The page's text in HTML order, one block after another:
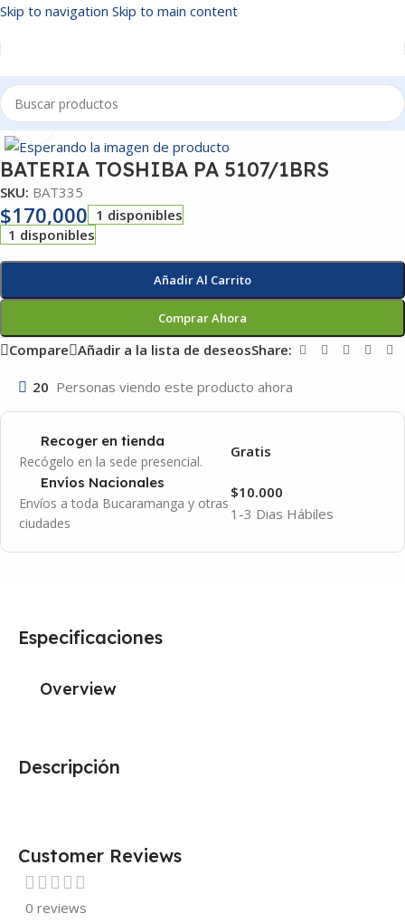
Skip to navigation Skip to main content
Inicio/BATERIAS
Click to enlarge
BATERIA TOSHIBA PA 5107/1BRS
SKU: BAT335
$170,000 1 disponibles
1 disponibles
Añadir Al Carrito
Comprar Ahora
Compare Añadir a la lista de deseosShare:
20 Personas viendo este producto ahora
Recoger en tienda
Recógelo en la sede presencial.
Gratis
Envíos Nacionales
Envíos a toda Bucaramanga y otras
ciudades
1-3 Dias Hábiles
$10.000
Descripción
Especificaciones
Overview
Customer Reviews
0 reviews